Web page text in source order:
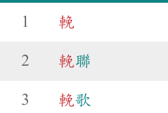
1 輓
2 輓聯
3 輓歌